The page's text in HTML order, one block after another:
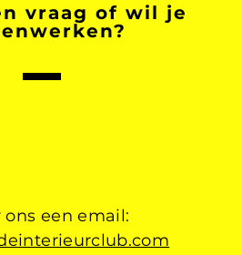
vraag of wil je
ons een email: